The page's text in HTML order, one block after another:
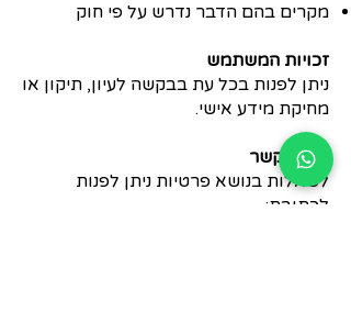
מקרים בהם הדבר נדרש על פי חוק
זכויות המשתמש
ניתן לפנות בכל עת בבקשה לעיון, תיקון או
מחיקת מידע אישי.
יצירת קשר
לשאלות בנושא פרטיות ניתן לפנות
לכתובת: